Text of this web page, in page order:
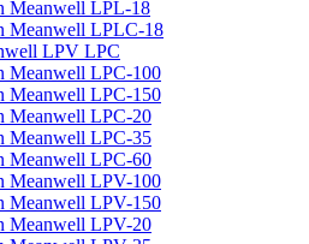
Meanwell LPL-18
Meanwell LPLC-18
LPV LPC
Meanwell LPC-100
Meanwell LPC-150
Meanwell LPC-20
Meanwell LPC-35
Meanwell LPC-60
Meanwell LPV-100
Meanwell LPV-150
Meanwell LPV-20